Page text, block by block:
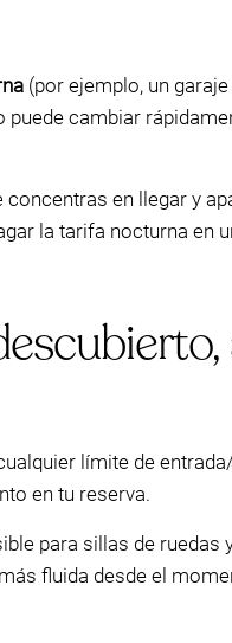
(por ejemplo, un
puede cambiar
concentras en llegar y
la tarifa nocturna en
límite de
en tu reserva.
para sillas de ruedas
fluida desde el